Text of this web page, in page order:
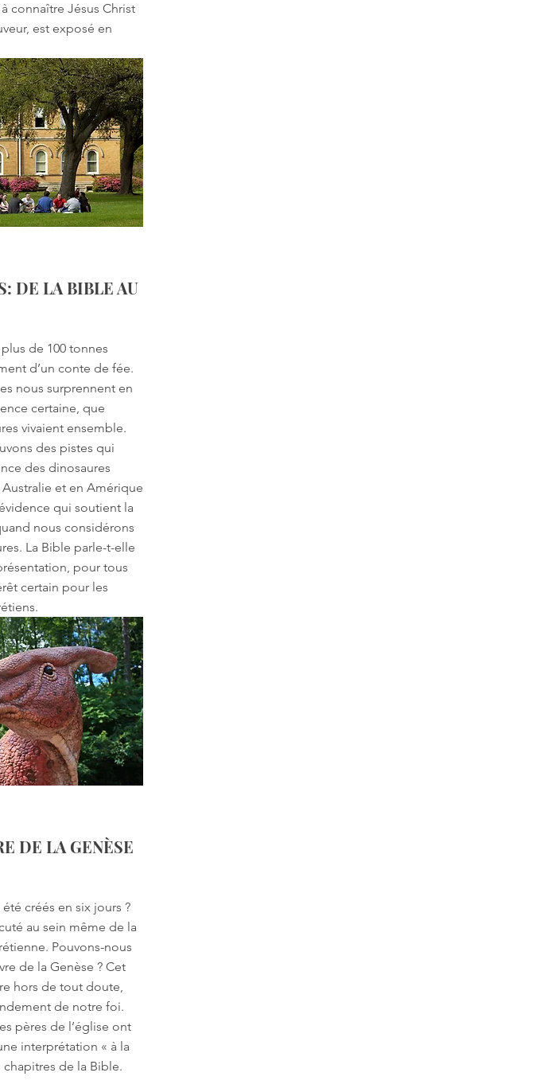
connaître Jésus Christ
est exposé en
DE LA BIBLE AU
de 100 tonnes
d’un conte de fée.
nous surprennent en
certaine, que
vivaient ensemble.
des pistes qui
des dinosaures
et en Amérique
qui soutient la
nous considérons
La Bible parle-t-elle
pour tous
certain pour les
DE LA GENÈSE
créés en six jours ?
au sein même de la
Pouvons-nous
de la Genèse ? Cet
hors de tout doute,
de notre foi.
pères de l’église ont
interprétation « à la
de la Bible.